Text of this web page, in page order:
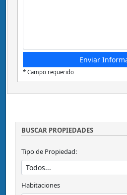
* Campo requerido
BUSCAR PROPIEDADES
Tipo de Propiedad:
Habitaciones